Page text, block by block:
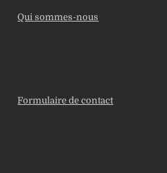
Qui sommes-nous
Formulaire de contact